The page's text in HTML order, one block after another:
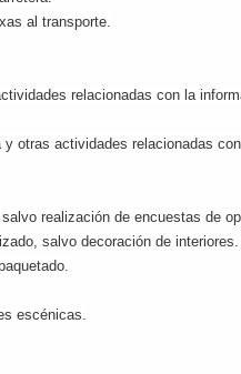
al transporte.
relacionadas con la
otras actividades relacionadas
realización de encuestas de
salvo decoración de interiores.
escénicas.